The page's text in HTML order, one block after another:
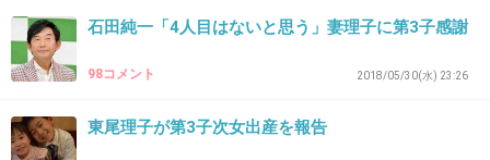
36. 匿名2018/08/11(土) 15:53:47
友人のじーちゃん
顧歴(ぐれ)って名前だよ
+8
石田純一「4人目はないと思う」妻理子に第3子感謝
98コメント 2018/05/30(水) 23:26
東尾理子が第3子次女出産を報告